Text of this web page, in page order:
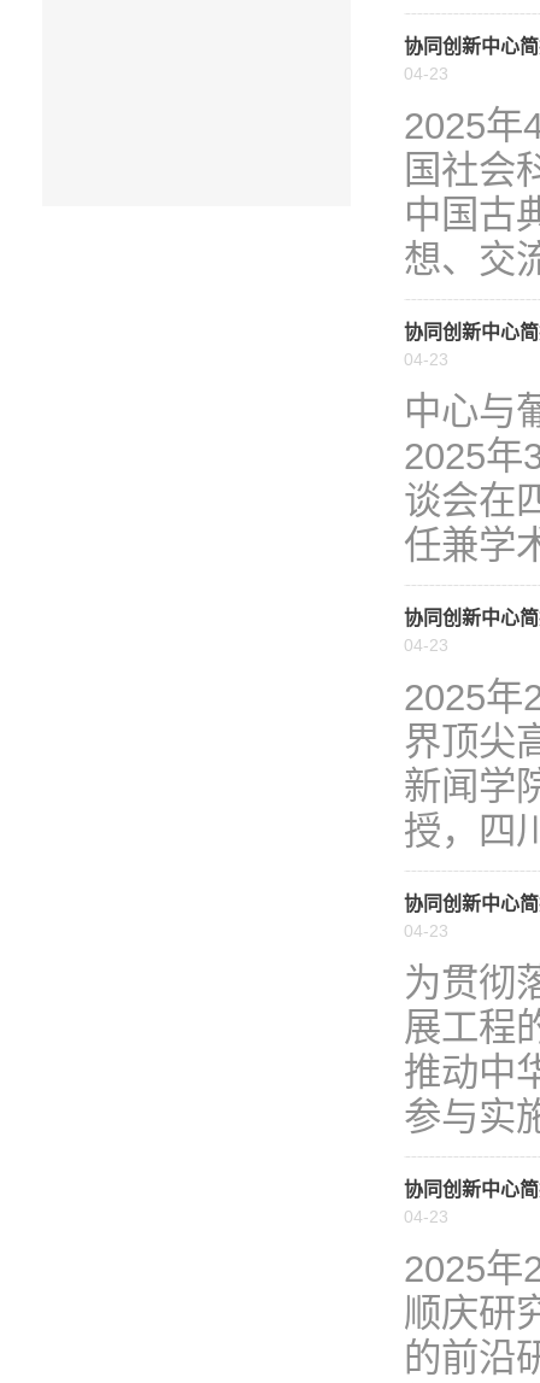
协同创新中心
04-23
2025年
国社会
中国古
想、交
协同创新中心
04-23
中心与
2025年
谈会在
任兼学
协同创新中心
04-23
2025年
界顶尖
新闻学
授，四
协同创新中心
04-23
为贯彻
展工程
推动中
参与实
协同创新中心
04-23
2025年
顺庆研
的前沿